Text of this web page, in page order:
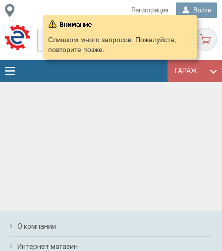
Регистрация Войти
ГАРАЖ
Слишком много запросов. Пожалуйста,
повторите позже.
О компании
Интернет магазин